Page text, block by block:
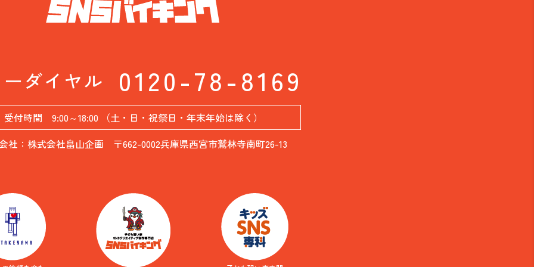
ダイヤル 0120-78-8169
受付時間 9:00～18:00 （土・日・祝祭日・年末年始は除く）
社：株式会社畠山企画 〒662-0002兵庫県西宮市鷲林寺南町26-13